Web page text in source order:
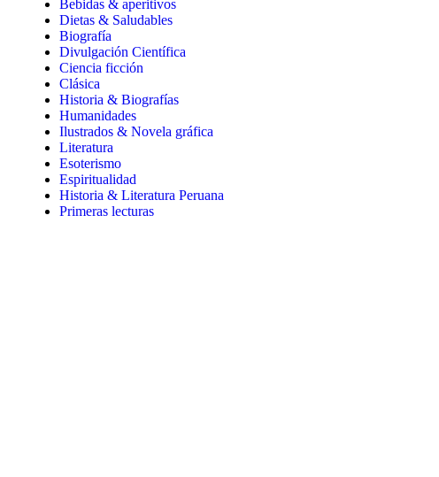
Bebidas & aperitivos
Dietas & Saludables
Biografía
Divulgación Científica
Ciencia ficción
Clásica
Historia & Biografías
Humanidades
Ilustrados & Novela gráfica
Literatura
Esoterismo
Espiritualidad
Historia & Literatura Peruana
Primeras lecturas